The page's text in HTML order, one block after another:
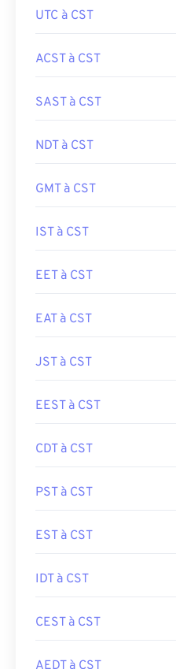
UTC à CST
ACST à CST
SAST à CST
NDT à CST
GMT à CST
IST à CST
EET à CST
EAT à CST
JST à CST
EEST à CST
CDT à CST
PST à CST
EST à CST
IDT à CST
CEST à CST
AEDT à CST